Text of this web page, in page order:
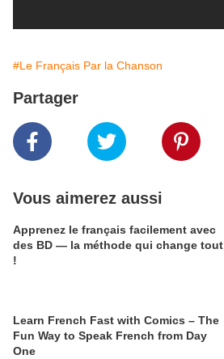
#Le Français Par la Chanson
Partager
Vous aimerez aussi
Apprenez le français facilement avec
des BD — la méthode qui change tout
!
Learn French Fast with Comics – The
Fun Way to Speak French from Day
One